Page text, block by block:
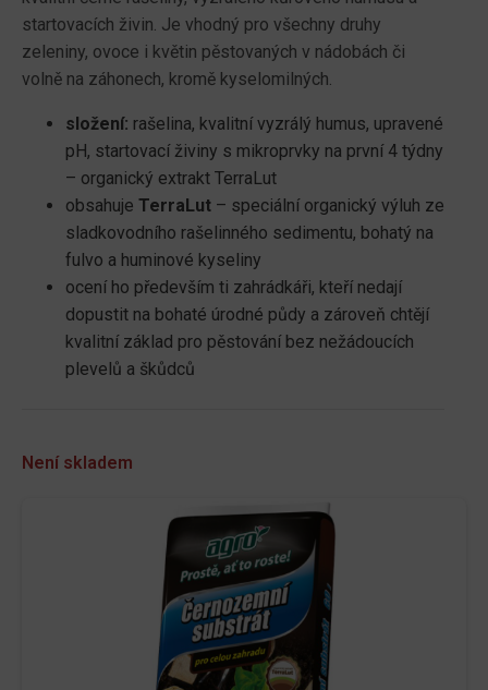
startovacích živin. Je vhodný pro všechny druhy
zeleniny, ovoce i květin pěstovaných v nádobách či
volně na záhonech, kromě kyselomilných.
složení: rašelina, kvalitní vyzrálý humus, upravené
pH, startovací živiny s mikroprvky na první 4 týdny
– organický extrakt TerraLut
obsahuje TerraLut – speciální organický výluh ze
sladkovodního rašelinného sedimentu, bohatý na
fulvo a huminové kyseliny
ocení ho především ti zahrádkáři, kteří nedají
dopustit na bohaté úrodné půdy a zároveň chtějí
kvalitní základ pro pěstování bez nežádoucích
plevelů a škůdců
Není skladem